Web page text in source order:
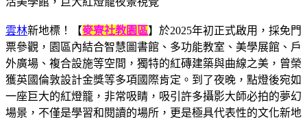
雲林新地標！【麥寮社教園區】於2025年初正式啟用，採免門
票參觀，園區內結合智慧圖書館、多功能教室、美學展館、戶
外廣場、複合設施等空間，獨特的紅磚建築與曲線之美，曾榮
獲英國倫敦設計金獎等多項國際肯定。到了夜晚，點燈後宛如
一座巨大的紅燈籠，非常吸睛，吸引許多攝影大師必拍的夢幻
場景，不僅是學習和閱讀的場所，更是極具代表性的文化新地